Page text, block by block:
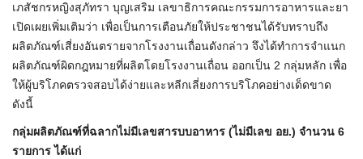
เภสัชกรหญิงสุภัทรา บุญเสริม เลขาธิการคณะกรรมการอาหารและยา
เปิดเผยเพิ่มเติมว่า เพื่อเป็นการเตือนภัยให้ประชาชนได้รับทราบถึง
ผลิตภัณฑ์เสี่ยงอันตรายจากโรงงานเถื่อนดังกล่าว จึงได้ทำการจำแนก
ผลิตภัณฑ์ผิดกฎหมายที่ผลิตโดยโรงงานเถื่อน ออกเป็น 2 กลุ่มหลัก เพื่อ
ให้ผู้บริโภคตรวจสอบได้ง่ายและหลีกเลี่ยงการบริโภคอย่างเด็ดขาด
ดังนี้
กลุ่มผลิตภัณฑ์ที่ฉลากไม่มีเลขสารบบอาหาร (ไม่มีเลข อย.) จำนวน 6
รายการ ได้แก่